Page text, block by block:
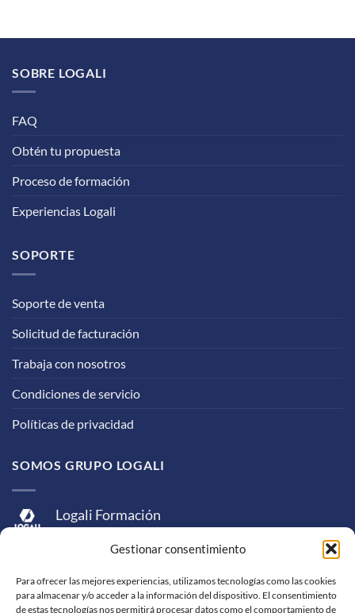
Gestionar consentimiento
Para ofrecer las mejores experiencias, utilizamos tecnologías como las cookies
para almacenar y/o acceder a la información del dispositivo. El consentimiento
de estas tecnologías nos permitirá procesar datos como el comportamiento de
SOBRE LOGALI
FAQ
Obtén tu propuesta
Proceso de formación
Experiencias Logali
SOPORTE
Soporte de venta
Solicitud de facturación
Trabaja con nosotros
Condiciones de servicio
Políticas de privacidad
SOMOS GRUPO LOGALI
Logali Formación
Logali Consultoría
Logali Ingeniería